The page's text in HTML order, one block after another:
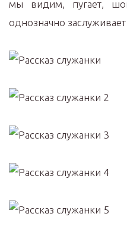
мы видим, пугает,
однозначно